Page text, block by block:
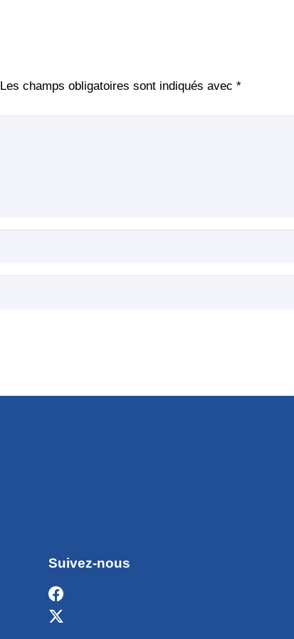
Les champs obligatoires sont indiqués avec *
Suivez-nous